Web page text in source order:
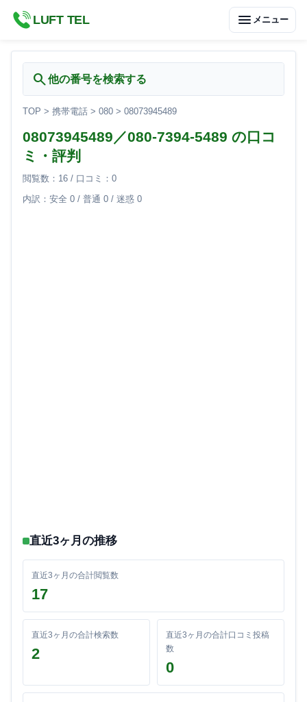
LUFT TEL menu メニュー
search 他の番号を検索する
TOP > 携帯電話 > 080 > 08073945489
08073945489／080-7394-5489 の口コ
ミ・評判
閲覧数：16 / 口コミ：0
内訳：安全 0 / 普通 0 / 迷惑 0
直近3ヶ月の推移
直近3ヶ月の合計閲覧数
17
直近3ヶ月の合計検索数
2
直近3ヶ月の合計口コミ投稿
数
0